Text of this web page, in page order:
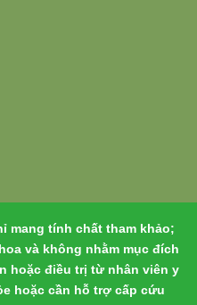
mang tính chất tham khảo;
và không nhằm mục đích
hoặc điều trị từ nhân viên y
hoặc cần hỗ trợ cấp cứu